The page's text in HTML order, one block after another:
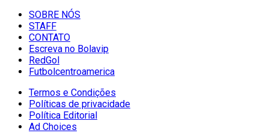
SOBRE NÓS
STAFF
CONTATO
Escreva no Bolavip
RedGol
Futbolcentroamerica
Termos e Condições
Políticas de privacidade
Política Editorial
Ad Choices